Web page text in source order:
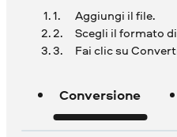
Aggiungi il file.
Scegli il formato
Fai clic su
Conversione